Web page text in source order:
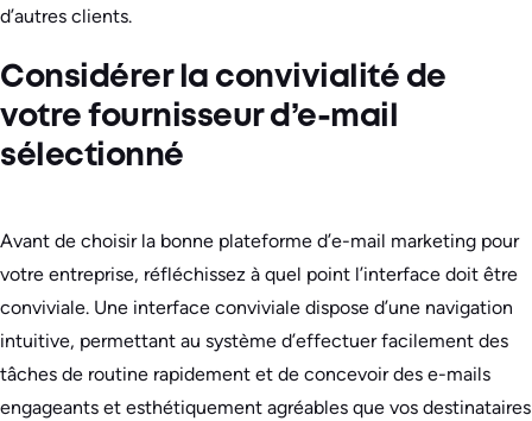
d’autres clients.
Considérer la convivialité de
votre fournisseur d’e-mail
sélectionné
Avant de choisir la bonne plateforme d’e-mail marketing pour
votre entreprise, réfléchissez à quel point l’interface doit être
conviviale. Une interface conviviale dispose d’une navigation
intuitive, permettant au système d’effectuer facilement des
tâches de routine rapidement et de concevoir des e-mails
engageants et esthétiquement agréables que vos destinataires